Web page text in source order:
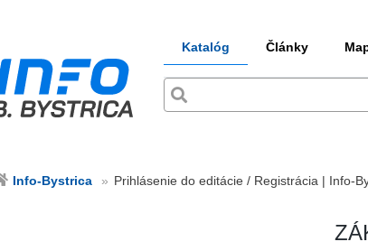
Katalóg Články
Info-Bystrica Prihlásenie do editácie / Registrácia | Info-